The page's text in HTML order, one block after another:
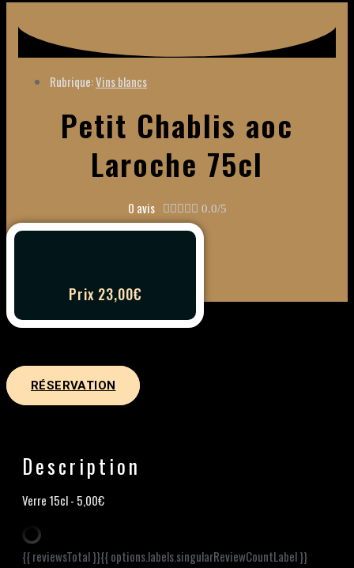
Rubrique:Vins blancs
Petit Chablis aoc
Laroche 75cl
0 avis      0.0/5
Prix 23,00€
RÉSERVATION
Description
Verre 15cl - 5,00€
{{ reviewsTotal }}{{ options.labels.singularReviewCountLabel }}